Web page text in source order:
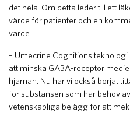
det hela. Om detta leder till ett
värde för patienter och en
värde.
– Umecrine Cognitions
att minska GABA-receptor
hjärnan. Nu har vi också börjat
för substansen som har behov
vetenskapliga belägg för att